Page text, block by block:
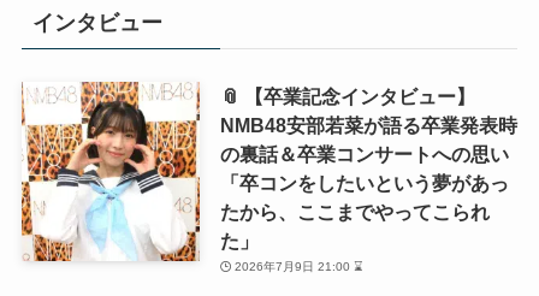
インタビュー
📎 【卒業記念インタビュー】
NMB48安部若菜が語る卒業発表時
の裏話＆卒業コンサートへの思い
「卒コンをしたいという夢があっ
たから、ここまでやってこられ
た」
2026年7月9日 21:00 ⌛